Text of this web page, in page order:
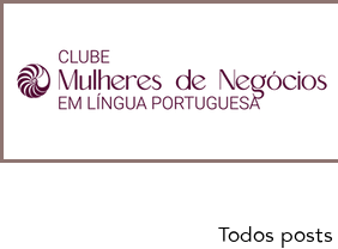
Todos posts